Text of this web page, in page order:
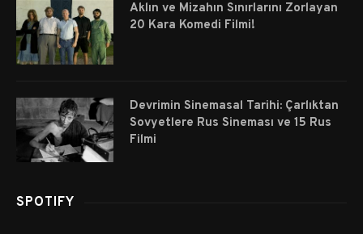
Aklın ve Mizahın Sınırlarını Zorlayan
20 Kara Komedi Filmi!
Devrimin Sinemasal Tarihi: Çarlıktan
Sovyetlere Rus Sineması ve 15 Rus
Filmi
SPOTIFY